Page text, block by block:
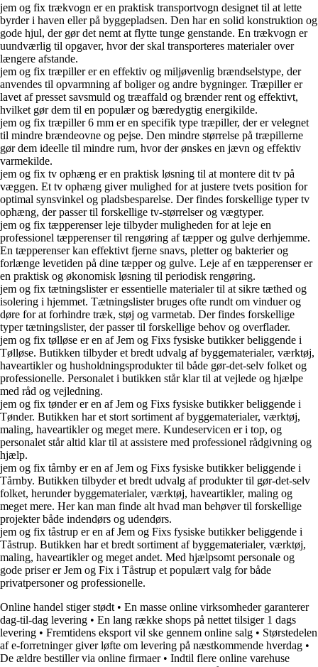
jem og fix trækvogn er en praktisk transportvogn designet til at lette
byrder i haven eller på byggepladsen. Den har en solid konstruktion og
gode hjul, der gør det nemt at flytte tunge genstande. En trækvogn er
uundværlig til opgaver, hvor der skal transporteres materialer over
længere afstande.
jem og fix træpiller er en effektiv og miljøvenlig brændselstype, der
anvendes til opvarmning af boliger og andre bygninger. Træpiller er
lavet af presset savsmuld og træaffald og brænder rent og effektivt,
hvilket gør dem til en populær og bæredygtig energikilde.
jem og fix træpiller 6 mm er en specifik type træpiller, der er velegnet
til mindre brændeovne og pejse. Den mindre størrelse på træpillerne
gør dem ideelle til mindre rum, hvor der ønskes en jævn og effektiv
varmekilde.
jem og fix tv ophæng er en praktisk løsning til at montere dit tv på
væggen. Et tv ophæng giver mulighed for at justere tvets position for
optimal synsvinkel og pladsbesparelse. Der findes forskellige typer tv
ophæng, der passer til forskellige tv-størrelser og vægtyper.
jem og fix tæpperenser leje tilbyder muligheden for at leje en
professionel tæpperenser til rengøring af tæpper og gulve derhjemme.
En tæpperenser kan effektivt fjerne snavs, pletter og bakterier og
forlænge levetiden på dine tæpper og gulve. Leje af en tæpperenser er
en praktisk og økonomisk løsning til periodisk rengøring.
jem og fix tætningslister er essentielle materialer til at sikre tæthed og
isolering i hjemmet. Tætningslister bruges ofte rundt om vinduer og
døre for at forhindre træk, støj og varmetab. Der findes forskellige
typer tætningslister, der passer til forskellige behov og overflader.
jem og fix tølløse er en af Jem og Fixs fysiske butikker beliggende i
Tølløse. Butikken tilbyder et bredt udvalg af byggematerialer, værktøj,
haveartikler og husholdningsprodukter til både gør-det-selv folket og
professionelle. Personalet i butikken står klar til at vejlede og hjælpe
med råd og vejledning.
jem og fix tønder er en af Jem og Fixs fysiske butikker beliggende i
Tønder. Butikken har et stort sortiment af byggematerialer, værktøj,
maling, haveartikler og meget mere. Kundeservicen er i top, og
personalet står altid klar til at assistere med professionel rådgivning og
hjælp.
jem og fix tårnby er en af Jem og Fixs fysiske butikker beliggende i
Tårnby. Butikken tilbyder et bredt udvalg af produkter til gør-det-selv
folket, herunder byggematerialer, værktøj, haveartikler, maling og
meget mere. Her kan man finde alt hvad man behøver til forskellige
projekter både indendørs og udendørs.
jem og fix tåstrup er en af Jem og Fixs fysiske butikker beliggende i
Tåstrup. Butikken har et bredt sortiment af byggematerialer, værktøj,
maling, haveartikler og meget andet. Med hjælpsomt personale og
gode priser er Jem og Fix i Tåstrup et populært valg for både
privatpersoner og professionelle.
Online handel stiger stødt • En masse online virksomheder garanterer
dag-til-dag levering • En lang række shops på nettet tilsiger 1 dags
levering • Fremtidens eksport vil ske gennem online salg • Størstedelen
af e-forretninger giver løfte om levering på næstkommende hverdag •
De ældre bestiller via online firmaer• Indtil flere online varehuse